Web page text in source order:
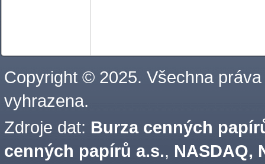
Copyright © 2025. Všechna práva
vyhrazena.
Zdroje dat: Burza cenných
cenných papírů a.s., NASDAQ,